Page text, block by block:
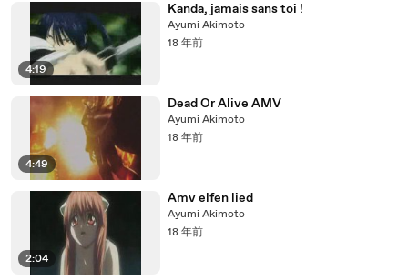
4:19
Kanda, jamais sans toi !
Ayumi Akimoto
18 年前
4:49
Dead Or Alive AMV
Ayumi Akimoto
18 年前
2:04
Amv elfen lied
Ayumi Akimoto
18 年前